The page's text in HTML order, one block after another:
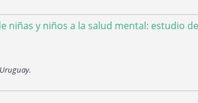
niñas y niños a la salud mental: estudio